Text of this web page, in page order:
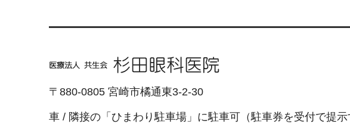
〒880-0805 宮崎市橘通東3-2-30
車 / 隣接の「ひまわり駐車場」に駐車可（駐車券を受付で提示